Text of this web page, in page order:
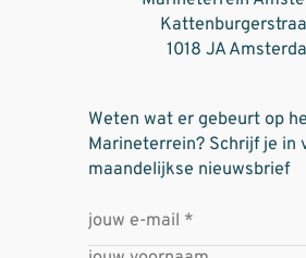
1018 JA
Weten wat er gebeurt op
Marineterrein? Schrijf je in
maandelijkse nieuwsbrief